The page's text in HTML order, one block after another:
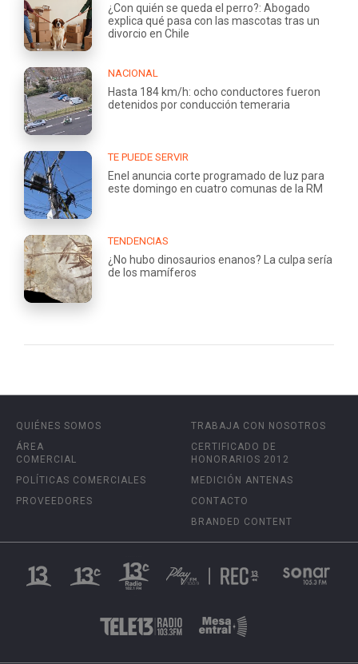
¿Con quién se queda el perro?: Abogado
explica qué pasa con las mascotas tras un
divorcio en Chile
NACIONAL
Hasta 184 km/h: ocho conductores fueron
detenidos por conducción temeraria
TE PUEDE SERVIR
Enel anuncia corte programado de luz para
este domingo en cuatro comunas de la RM
TENDENCIAS
¿No hubo dinosaurios enanos? La culpa sería
de los mamíferos
QUIÉNES SOMOS
ÁREA
COMERCIAL
POLÍTICAS COMERCIALES
PROVEEDORES
TRABAJA CON NOSOTROS
CERTIFICADO DE
HONORARIOS 2012
MEDICIÓN ANTENAS
CONTACTO
BRANDED CONTENT